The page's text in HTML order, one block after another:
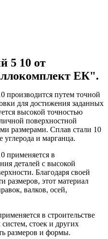
5 10 от
ЕК".
производится путем точной
для достижения заданных
высокой точностью
поверхностной
размерами. Сплав стали 10
углерода и марганца.
применяется в
деталей с высокой
Благодаря своей
размеров, этот материал
валков, осей,
в строительстве
стоек и других
размеров и формы.